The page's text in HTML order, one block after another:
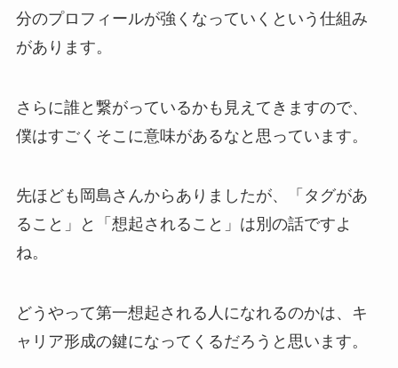
分のプロフィールが強くなっていくという仕組み
があります。
さらに誰と繋がっているかも見えてきますので、
僕はすごくそこに意味があるなと思っています。
先ほども岡島さんからありましたが、「タグがあ
ること」と「想起されること」は別の話ですよ
ね。
どうやって第一想起される人になれるのかは、キ
ャリア形成の鍵になってくるだろうと思います。